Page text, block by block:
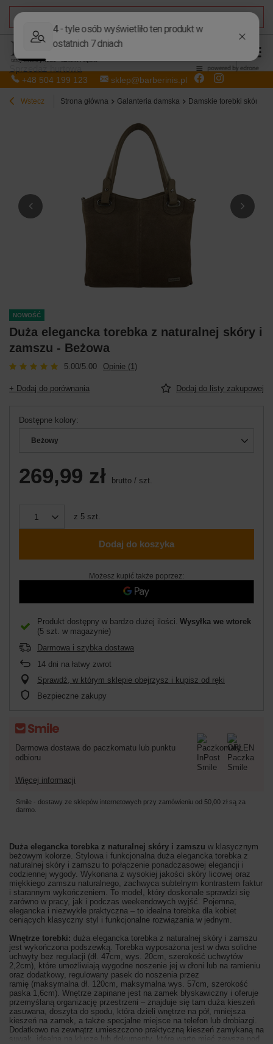
+48 504 199 123 sklep@barberinis.pl
Wstecz Strona główna Galanteria damska Damskie torebki
NOWOŚĆ
Duża elegancka torebka z naturalnej skóry i
zamszu - Beżowa
5.00/5.00 Opinie (1)
+ Dodaj do porównania Dodaj do listy zakupowej
Dostępne kolory
Beżowy
269,99 zł brutto / szt.
z 5 szt.
Dodaj do koszyka
Możesz kupić także poprzez:
Produkt dostępny w bardzo dużej ilości Wysyłka we wtorek
(5 szt. w magazynie)
Darmowa i szybka dostawa
14 dni na łatwy zwrot
Sprawdź, w którym sklepie obejrzysz i kupisz od ręki
Bezpieczne zakupy
Darmowa dostawa do paczkomatu lub punktu
odbioru
Więcej informacji
Smile - dostawy ze sklepów internetowych przy zamówieniu od 50,00 zł są za
darmo.
Duża elegancka torebka z naturalnej skóry i zamszu w klasycznym
beżowym kolorze. Stylowa i funkcjonalna duża elegancka torebka z
naturalnej skóry i zamszu to połączenie ponadczasowej elegancji i
codziennej wygody. Wykonana z wysokiej jakości skóry licowej oraz
miękkiego zamszu naturalnego, zachwyca subtelnym kontrastem faktur
i starannym wykończeniem. To model, który doskonale sprawdzi się
zarówno w pracy, jak i podczas weekendowych wyjść. Pojemna,
elegancka i niezwykle praktyczna – to idealna torebka dla kobiet
ceniących klasyczny styl i funkcjonalne rozwiązania w jednym.
Wnętrze torebki: duża elegancka torebka z naturalnej skóry i zamszu
jest wykończona podszewką. Torebka wyposażona jest w dwa solidne
uchwyty bez regulacji (dł. 47cm, wys. 20cm, szerokość uchwytów
2,2cm), które umożliwiają wygodne noszenie jej w dłoni lub na ramieniu
oraz dodatkowy, regulowany pasek do noszenia przez
ramię (maksymalna dł. 120cm, maksymalna wys. 57cm, szerokość
paska 1,6cm). Wnętrze zapinane jest na zamek błyskawiczny i oferuje
przemyślaną organizację przestrzeni – znajduje się tam duża kieszeń
zasuwana, doszyta do spodu, która dzieli wnętrze na pół, mniejsza
kieszeń na zamek, a także specjalne miejsce na telefon lub drobiazgi.
Dodatkowo na zewnątrz umieszczono praktyczną kieszeń zamykaną na
suwak, idealną na klucze lub dokumenty, które warto mieć zawsze pod